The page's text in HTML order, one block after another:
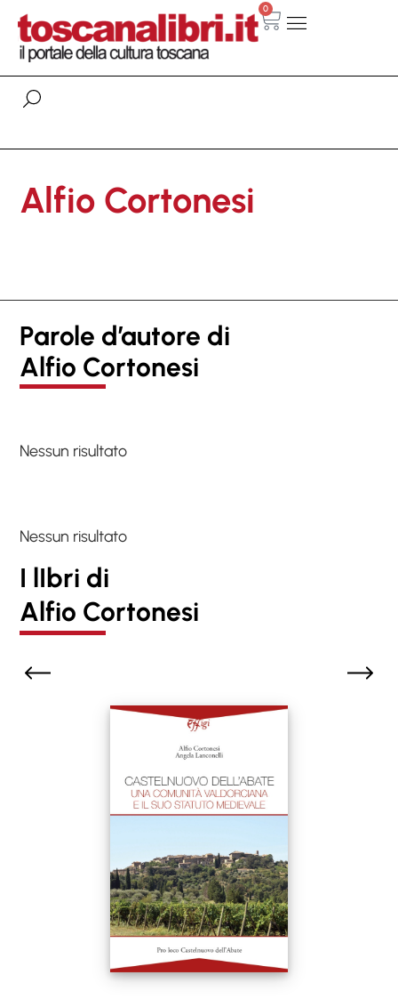
0
Alfio Cortonesi
Parole d’autore di
Alfio Cortonesi
Nessun risultato
Nessun risultato
I lIbri di
Alfio Cortonesi